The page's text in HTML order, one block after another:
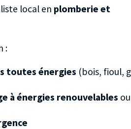
local en plomberie et
:
toutes énergies (bois, fioul,
à énergies renouvelables